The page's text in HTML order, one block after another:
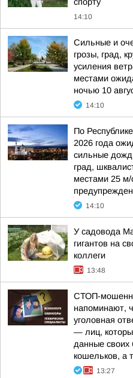
14:10
Сильные и
грозы, град,
усиления
местами
ночью 10
14:10
По
2026 года
сильные
град,
местами 25
14:10
У садовода
гигантов на
коллеги
13:48
СТОП-
напоминают,
уголовная
— лиц,
данные своих
кошельков, а
13:27